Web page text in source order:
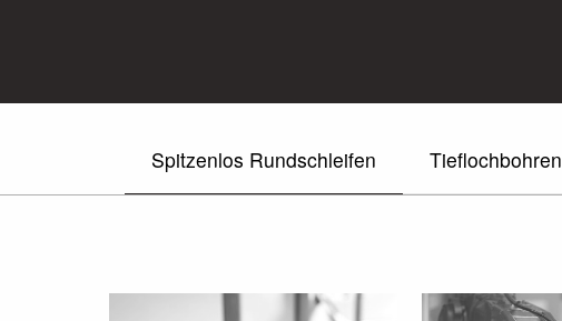
Spitzenlos Rundschleifen Tieflochbohren